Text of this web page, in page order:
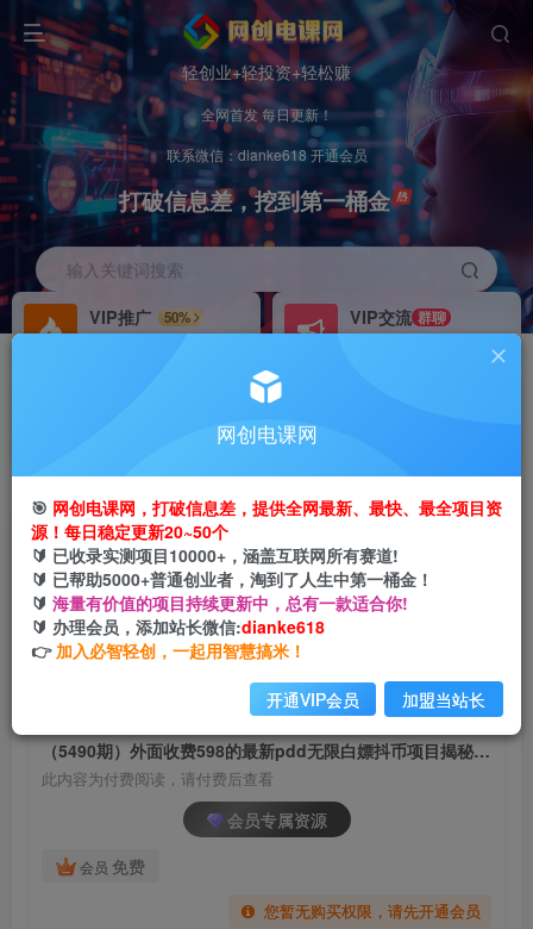
轻创业+轻投资+轻松赚
全网首发 每日更新！
联系微信：dianke618 开通会员
打破信息差，挖到第一桶金
输入关键词搜索
VIP推广
50%
VIP交流 群聊
研究探讨更多创业项目路子。
搭建同款网站，自己当老板
（5490期）外面收费598的最新pdd无限白嫖抖币
项目揭秘，简单暴利【仅揭秘】
网创电课网
2年前发布
2000 168
（5490期）外面收费598的最新pdd无限白嫖抖币项目揭秘，简单暴利【仅揭秘】
此内容为付费阅读，请付费后查看
会员专属资源
会员 免费
您暂无购买权限，请先开通会员
网创电课网
🎯 网创电课网，打破信息差，提供全网最新、最快、最全项目资
源！每日稳定更新20~50个
🔰 已收录实测项目10000+，涵盖互联网所有赛道!
🔰 已帮助5000+普通创业者，淘到了人生中第一桶金！
🔰 海量有价值的项目持续更新中，总有一款适合你!
🔰 办理会员，添加站长微信:dianke618
👉 加入必智轻创，一起用智慧搞米！
开通VIP会员 加盟当站长